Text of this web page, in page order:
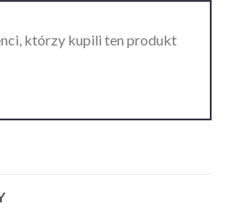
którzy kupili ten produkt